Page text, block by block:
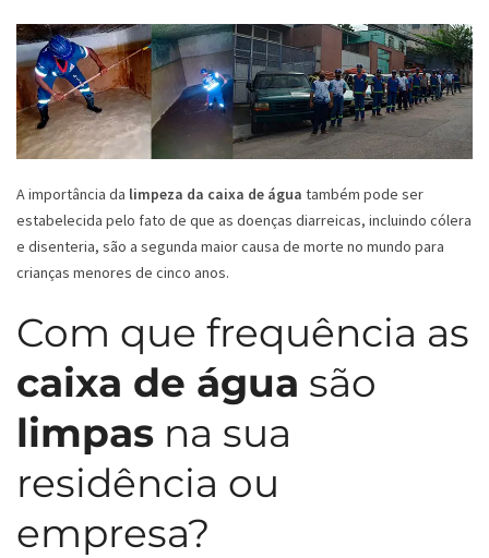
A importância da limpeza da caixa de água também pode ser
estabelecida pelo fato de que as doenças diarreicas, incluindo cólera
e disenteria, são a segunda maior causa de morte no mundo para
crianças menores de cinco anos.
Com que frequência as
caixa de água são
limpas na sua
residência ou
empresa?